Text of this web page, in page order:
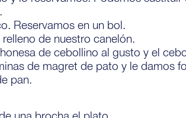
Reservamos en un bol.
de nuestro canelón.
de cebollino al gusto y el
de magret de pato y le damos
pan.
una brocha el plato.